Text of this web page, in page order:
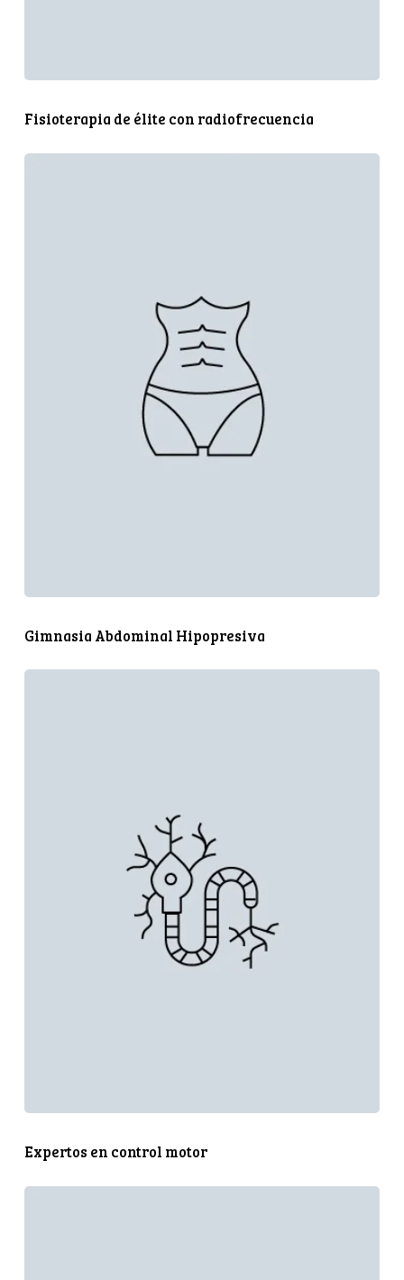
Fisioterapia de élite con radiofrecuencia
Gimnasia Abdominal Hipopresiva
Expertos en control motor